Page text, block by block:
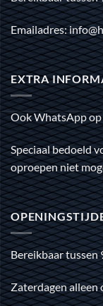
Emailadres:
EXTRA
Ook WhatsApp
Speciaal bedoeld
oproepen niet
Bereikbaar tussen
Zaterdagen alleen